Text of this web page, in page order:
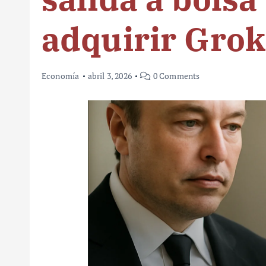
adquirir
Economía abril 3, 2026 0 Comments